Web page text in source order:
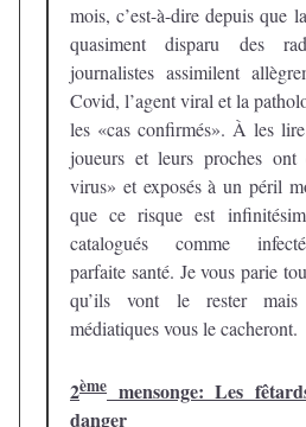
mois, c’est-à-dire depuis que
quasiment disparu des
journalistes assimilent
Covid, l’agent viral et la
les «cas confirmés». À les
joueurs et leurs proches
virus» et exposés à un péril
que ce risque est
catalogués comme
parfaite santé. Je vous parie
qu’ils vont le rester
médiatiques vous le cacheront.
2ème mensonge: Les
danger